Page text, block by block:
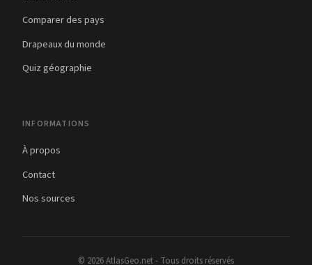
Comparer des pays
Drapeaux du monde
Quiz géographie
INFORMATIONS
À propos
Contact
Nos sources
© 2026 AtlasGeo.net - Tous droits réservés